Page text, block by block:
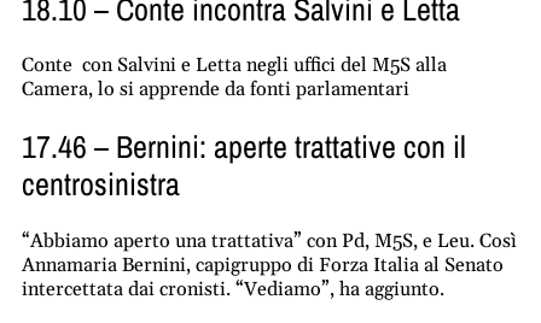
18.10 – Conte incontra Salvini e Letta
Conte con Salvini e Letta negli uffici del M5S alla
Camera, lo si apprende da fonti parlamentari
17.46 – Bernini: aperte trattative con il
centrosinistra
“Abbiamo aperto una trattativa” con Pd, M5S, e Leu. Così
Annamaria Bernini, capigruppo di Forza Italia al Senato
intercettata dai cronisti. “Vediamo”, ha aggiunto.